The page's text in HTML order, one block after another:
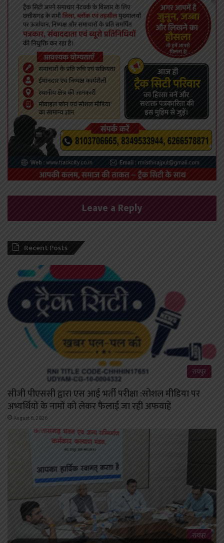
Leave a Reply
Recent Posts
रायपुर
सीजी पीएससी द्वारा एस आई भर्ती परीक्षा :सोशल मीडिया पर
अभ्यर्थियों के नामों को लेकर फैलाई जा रही अफवाहें
August 6, 2026
रायपुर